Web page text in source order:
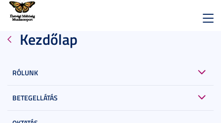
Kezdőlap
RÓLUNK
BETEGELLÁTÁS